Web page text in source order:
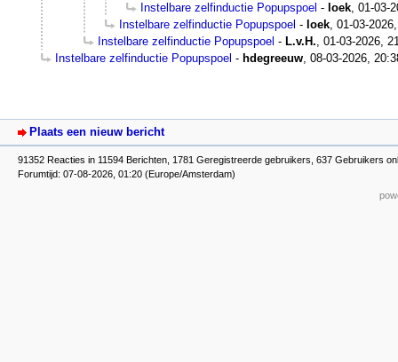
Instelbare zelfinductie Popupspoel - loek, 01-03-
Instelbare zelfinductie Popupspoel - loek, 01-03-
Instelbare zelfinductie Popupspoel - L.v.H., 01-03-2026,
Instelbare zelfinductie Popupspoel - hdegreeuw, 08-03-2026,
Plaats een nieuw bericht
91352 Reacties in 11594 Berichten, 1781 Geregistreerde gebruikers, 637 Gebruikers
Forumtijd: 07-08-2026, 01:20 (Europe/Amsterdam)